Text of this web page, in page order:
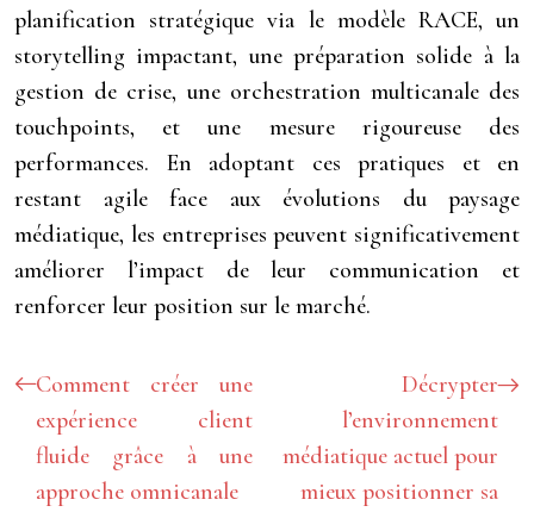
planification stratégique via le modèle RACE, un
storytelling impactant, une préparation solide à la
gestion de crise, une orchestration multicanale des
touchpoints, et une mesure rigoureuse des
performances. En adoptant ces pratiques et en
restant agile face aux évolutions du paysage
médiatique, les entreprises peuvent significativement
améliorer l’impact de leur communication et
renforcer leur position sur le marché.
Comment créer une
expérience client
fluide grâce à une
approche omnicanale
Décrypter
l’environnement
médiatique actuel pour
mieux positionner sa